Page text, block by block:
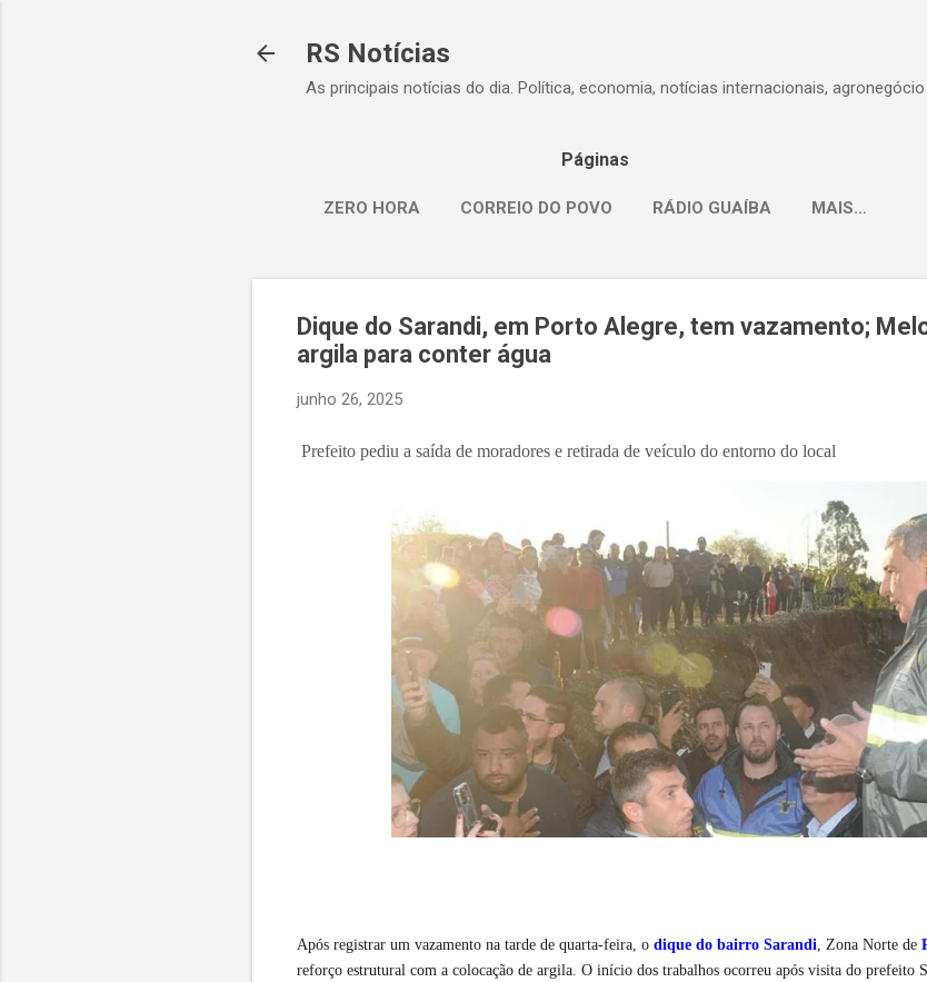
RS Notícias
As principais notícias do dia. Política, economia, notícias internacionais,
Páginas
ZERO HORA CORREIO DO POVO RÁDIO GUAÍBA MAIS…
Dique do Sarandi, em Porto Alegre, tem vazamento;
argila para conter água
junho 26, 2025
Prefeito pediu a saída de moradores e retirada de veículo do entorno do local
Após registrar um vazamento na tarde de quarta-feira, o dique do bairro Sarandi , Zona Norte de
reforço estrutural com a colocação de argila. O início dos trabalhos ocorreu após visita do prefeito